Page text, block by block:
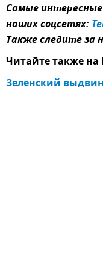
Самые
наших соцсетях:
Также следите за
Читайте также
Зеленский